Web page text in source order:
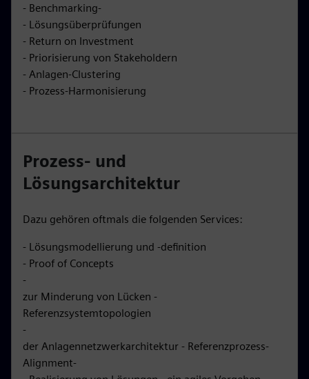
- Benchmarking-
- Lösungsüberprüfungen
- Return on Investment
- Priorisierung von Stakeholdern
- Anlagen-Clustering
- Prozess-Harmonisierung
Prozess- und
Lösungsarchitektur
Dazu gehören oftmals die folgenden Services:
- Lösungsmodellierung und -definition
- Proof of Concepts
-
zur Minderung von Lücken -
Referenzsystemtopologien
-
der Anlagennetzwerkarchitektur - Referenzprozess-
Alignment-